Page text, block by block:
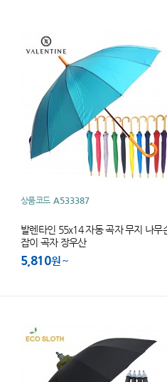
상품코드 A533387
발렌타인 55x14 자동 곡자 무지 나무
잡이 곡자 장우산
5,810원